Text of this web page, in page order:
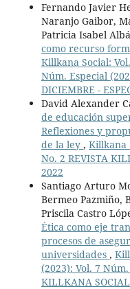
Fernando Javier
Naranjo Gaibor,
Patricia Isabel
como recurso
Killkana Social:
Núm. Especial
DICIEMBRE -
David Alexander
de educación
Reflexiones y
de la ley , Killkana
No. 2 REVISTA
2022
Santiago Arturo
Bermeo Pazmiño,
Priscila Castro
Ética como eje
procesos de
universidades ,
(2023): Vol. 7
KILLKANA